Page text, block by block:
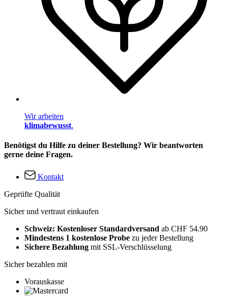
Wir arbeiten
klimabewusst.
Benötigst du Hilfe zu deiner Bestellung? Wir beantworten
gerne deine Fragen.
Kontakt
Geprüfte Qualität
Sicher und vertraut einkaufen
Schweiz: Kostenloser Standardversand ab CHF 54.90
Mindestens 1 kostenlose Probe zu jeder Bestellung
Sichere Bezahlung mit SSL-Verschlüsselung
Sicher bezahlen mit
Vorauskasse